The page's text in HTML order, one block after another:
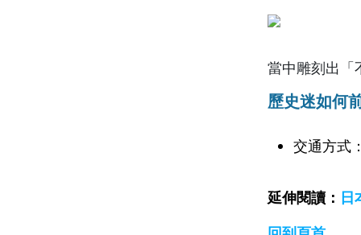
當中雕刻出「
歷史迷如何
交通方式
延伸閱讀： 日